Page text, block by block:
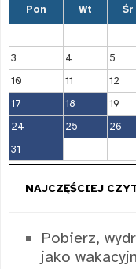
Pon Wt Śr
3
4 5
10
11 12
17
18 19
24
25 26
31
NAJCZĘŚCIEJ
Pobierz,
jako